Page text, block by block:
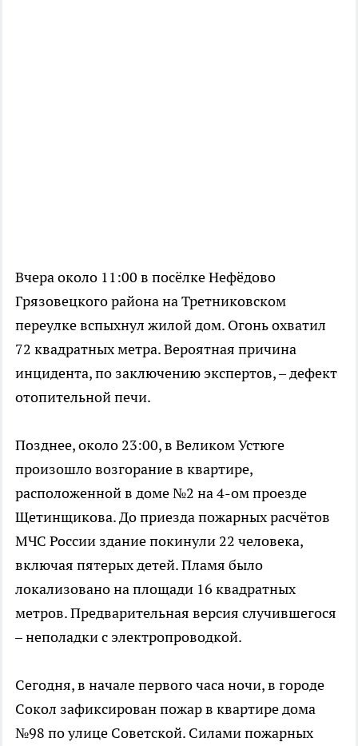
Вчера около 11:00 в посёлке Нефёдово
Грязовецкого района на Третниковском
переулке вспыхнул жилой дом. Огонь охватил
72 квадратных метра. Вероятная причина
инцидента, по заключению экспертов, – дефект
отопительной печи.
Позднее, около 23:00, в Великом Устюге
произошло возгорание в квартире,
расположенной в доме №2 на 4-ом проезде
Щетинщикова. До приезда пожарных расчётов
МЧС России здание покинули 22 человека,
включая пятерых детей. Пламя было
локализовано на площади 16 квадратных
метров. Предварительная версия случившегося
– неполадки с электропроводкой.
Сегодня, в начале первого часа ночи, в городе
Сокол зафиксирован пожар в квартире дома
№98 по улице Советской. Силами пожарных